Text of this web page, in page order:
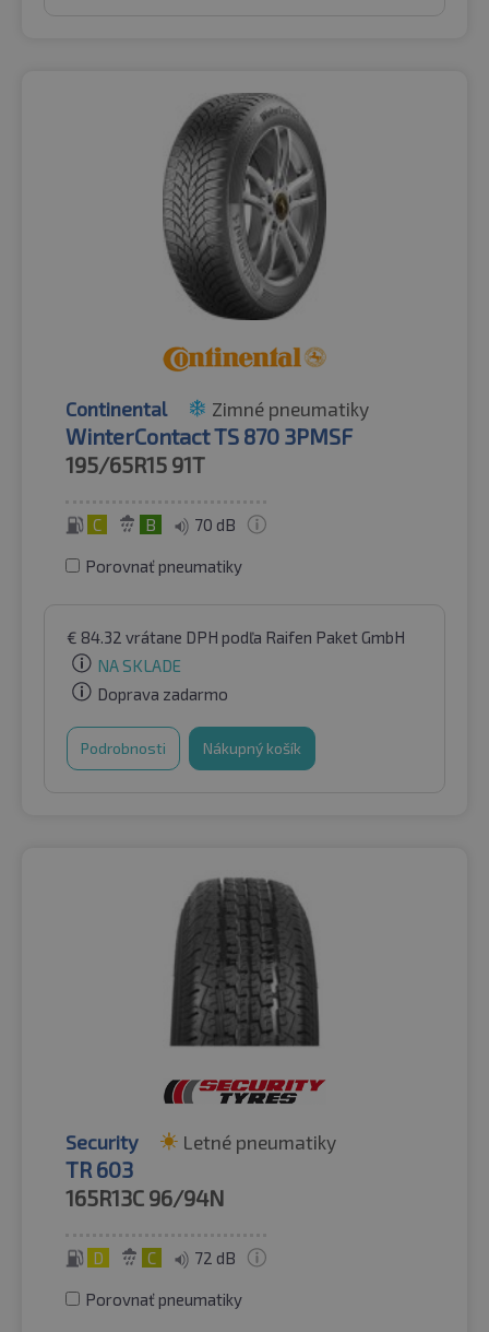
Continental Zimné pneumatiky
WinterContact TS 870 3PMSF
195/65R15 91T
C B 70 dB
Porovnať pneumatiky
€ 84.32 vrátane DPH podľa Raifen Paket GmbH
NA SKLADE
Doprava zadarmo
Podrobnosti Nákupný košík
Security Letné pneumatiky
TR 603
165R13C 96/94N
D C 72 dB
Porovnať pneumatiky